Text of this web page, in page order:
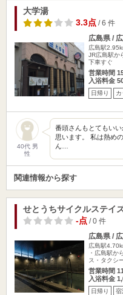
大学湯
3.3点/ 6 件
広島県 /
広島駅
JR広島駅か
下車すぐ
営業時間
入浴料金
日帰り
40代 男
性
番頭さんもとてもい
思います。 私は熱め
ん…
関連情報から探す
せとうちサイクルステイ
-点/ 0 件
広島県 /
広島駅
・広島駅か
ス・タクシ
営業時間
入浴料金
日帰り 宿